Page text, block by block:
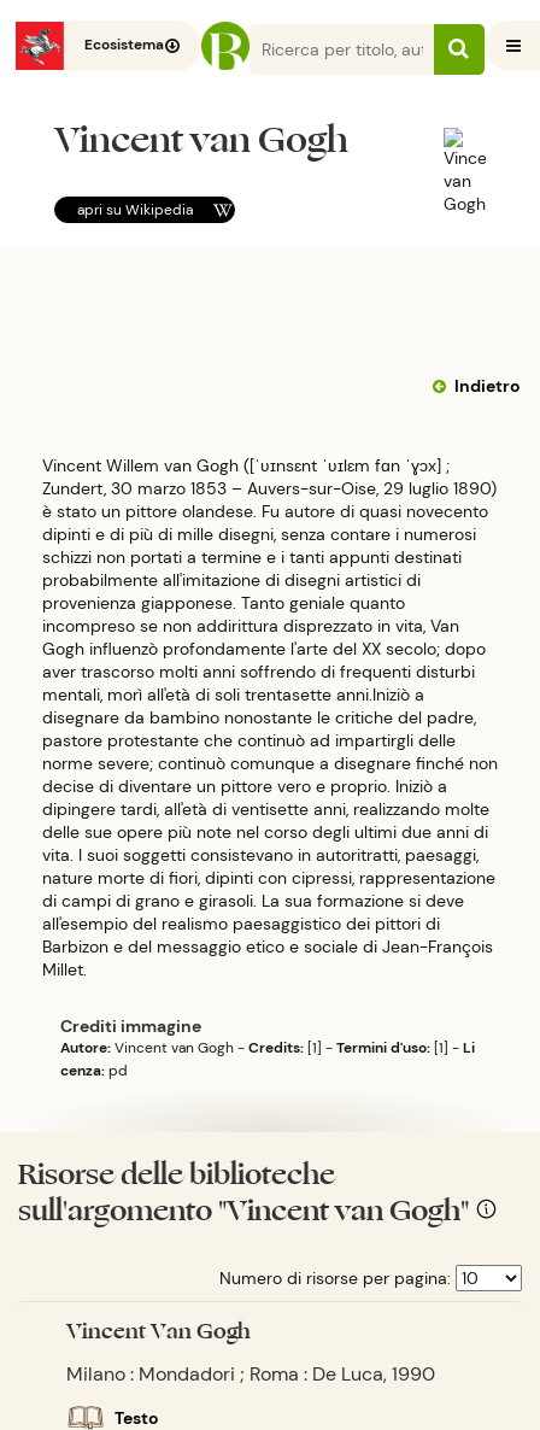
Ecosistema
Vincent van Gogh
apri suWikipedia
Indietro
Vincent Willem van Gogh ([ˈʋɪnsɛnt ˈʋɪlɛm fɑn ˈɣɔx] ;
Zundert, 30 marzo 1853 – Auvers-sur-Oise, 29 luglio 1890)
è stato un pittore olandese. Fu autore di quasi novecento
dipinti e di più di mille disegni, senza contare i numerosi
schizzi non portati a termine e i tanti appunti destinati
probabilmente all'imitazione di disegni artistici di
provenienza giapponese. Tanto geniale quanto
incompreso se non addirittura disprezzato in vita, Van
Gogh influenzò profondamente l'arte del XX secolo; dopo
aver trascorso molti anni soffrendo di frequenti disturbi
mentali, morì all'età di soli trentasette anni.Iniziò a
disegnare da bambino nonostante le critiche del padre,
pastore protestante che continuò ad impartirgli delle
norme severe; continuò comunque a disegnare finché non
decise di diventare un pittore vero e proprio. Iniziò a
dipingere tardi, all'età di ventisette anni, realizzando molte
delle sue opere più note nel corso degli ultimi due anni di
vita. I suoi soggetti consistevano in autoritratti, paesaggi,
nature morte di fiori, dipinti con cipressi, rappresentazione
di campi di grano e girasoli. La sua formazione si deve
all'esempio del realismo paesaggistico dei pittori di
Barbizon e del messaggio etico e sociale di Jean-François
Millet.
Crediti immagine
Autore:Vincent van Gogh-Credits:[1] -Termini d'uso:[1] -Li
cenza:pd
Risorse delle biblioteche
sull'argomento "Vincent van Gogh"
Numero di risorse per pagina:
Vincent Van Gogh
Milano : Mondadori ; Roma : De Luca, 1990
Testo